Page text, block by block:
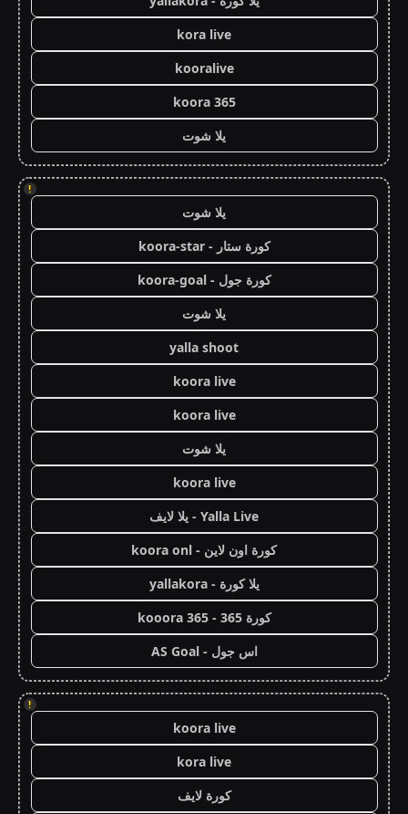
kora live
kooralive
koora 365
يلا شوت
!
يلا شوت
كورة ستار - koora-star
كورة جول - koora-goal
يلا شوت
yalla shoot
koora live
koora live
يلا شوت
koora live
Yalla Live - يلا لايف
كورة اون لاين - koora onl
يلا كورة - yallakora
كورة 365 - kooora 365
اس جول - AS Goal
!
koora live
kora live
كورة لايف